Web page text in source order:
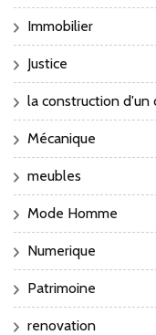
Immobilier
Justice
la construction d'un
Mécanique
meubles
Mode Homme
Numerique
Patrimoine
renovation